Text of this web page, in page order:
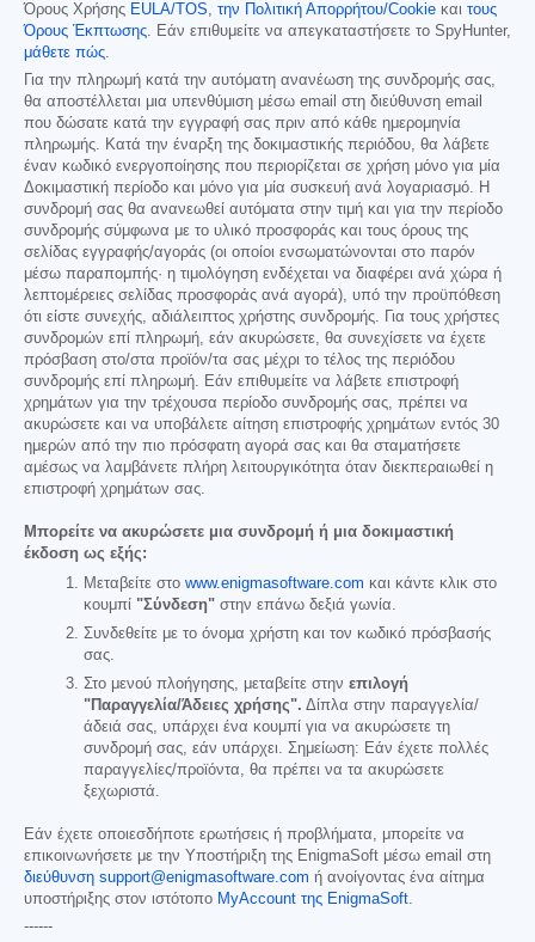
Όρους Χρήσης EULA/TOS, την Πολιτική Απορρήτου/Cookie και τους
Όρους Έκπτωσης. Εάν επιθυμείτε να απεγκαταστήσετε το SpyHunter,
μάθετε πώς.
Για την πληρωμή κατά την αυτόματη ανανέωση της συνδρομής σας,
θα αποστέλλεται μια υπενθύμιση μέσω email στη διεύθυνση email
που δώσατε κατά την εγγραφή σας πριν από κάθε ημερομηνία
πληρωμής. Κατά την έναρξη της δοκιμαστικής περιόδου, θα λάβετε
έναν κωδικό ενεργοποίησης που περιορίζεται σε χρήση μόνο για μία
Δοκιμαστική περίοδο και μόνο για μία συσκευή ανά λογαριασμό. Η
συνδρομή σας θα ανανεωθεί αυτόματα στην τιμή και για την περίοδο
συνδρομής σύμφωνα με το υλικό προσφοράς και τους όρους της
σελίδας εγγραφής/αγοράς (οι οποίοι ενσωματώνονται στο παρόν
μέσω παραπομπής· η τιμολόγηση ενδέχεται να διαφέρει ανά χώρα ή
λεπτομέρειες σελίδας προσφοράς ανά αγορά), υπό την προϋπόθεση
ότι είστε συνεχής, αδιάλειπτος χρήστης συνδρομής. Για τους χρήστες
συνδρομών επί πληρωμή, εάν ακυρώσετε, θα συνεχίσετε να έχετε
πρόσβαση στο/στα προϊόν/τα σας μέχρι το τέλος της περιόδου
συνδρομής επί πληρωμή. Εάν επιθυμείτε να λάβετε επιστροφή
χρημάτων για την τρέχουσα περίοδο συνδρομής σας, πρέπει να
ακυρώσετε και να υποβάλετε αίτηση επιστροφής χρημάτων εντός 30
ημερών από την πιο πρόσφατη αγορά σας και θα σταματήσετε
αμέσως να λαμβάνετε πλήρη λειτουργικότητα όταν διεκπεραιωθεί η
επιστροφή χρημάτων σας.
Μπορείτε να ακυρώσετε μια συνδρομή ή μια δοκιμαστική
έκδοση ως εξής:
Μεταβείτε στο www.enigmasoftware.com και κάντε κλικ στο
κουμπί "Σύνδεση" στην επάνω δεξιά γωνία.
Συνδεθείτε με το όνομα χρήστη και τον κωδικό πρόσβασής
σας.
Στο μενού πλοήγησης, μεταβείτε στην επιλογή
"Παραγγελία/Άδειες χρήσης". Δίπλα στην παραγγελία/
άδειά σας, υπάρχει ένα κουμπί για να ακυρώσετε τη
συνδρομή σας, εάν υπάρχει. Σημείωση: Εάν έχετε πολλές
παραγγελίες/προϊόντα, θα πρέπει να τα ακυρώσετε
ξεχωριστά.
Εάν έχετε οποιεσδήποτε ερωτήσεις ή προβλήματα, μπορείτε να
επικοινωνήσετε με την Υποστήριξη της EnigmaSoft μέσω email στη
διεύθυνση support@enigmasoftware.com ή ανοίγοντας ένα αίτημα
υποστήριξης στον ιστότοπο MyAccount της EnigmaSoft.
------